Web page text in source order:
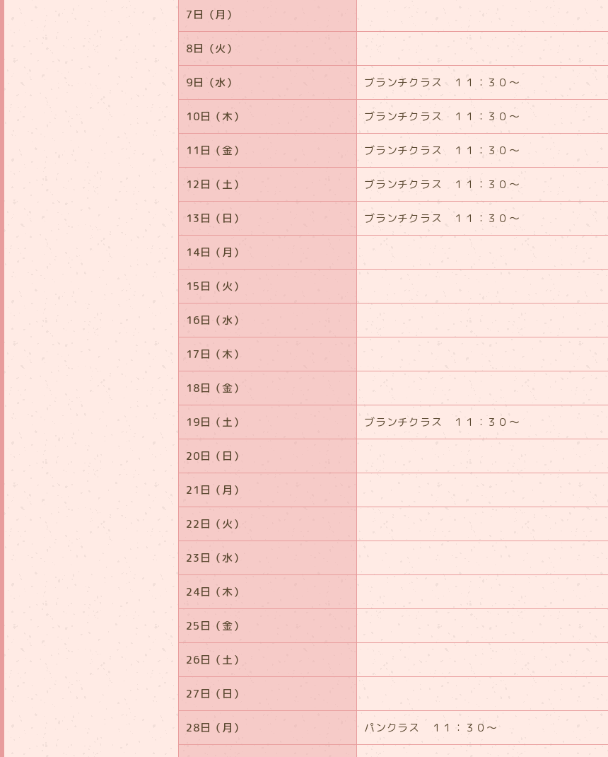
7日（月）
8日（火）
9日（水） ブランチクラス １１：３０～
10日（木） ブランチクラス １１：３０～
11日（金） ブランチクラス １１：３０～
12日（土） ブランチクラス １１：３０～
13日（日） ブランチクラス １１：３０～
14日（月）
15日（火）
16日（水）
17日（木）
18日（金）
19日（土） ブランチクラス １１：３０～
20日（日）
21日（月）
22日（火）
23日（水）
24日（木）
25日（金）
26日（土）
27日（日）
28日（月） パンクラス １１：３０～